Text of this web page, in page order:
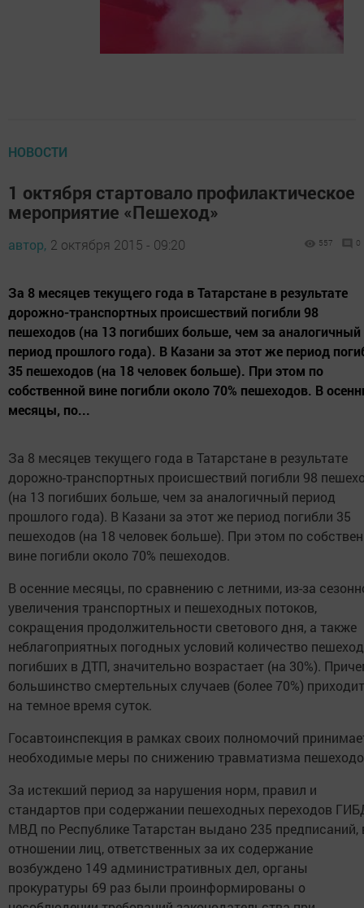
НОВОСТИ
1 октября стартовало профилактическое
мероприятие «Пешеход»
автор, 2 октября 2015 - 09:20 557 0
За 8 месяцев текущего года в Татарстане в результате
дорожно-транспортных происшествий погибли 98
пешеходов (на 13 погибших больше, чем за аналогичный
период прошлого года). В Казани за этот же период
35 пешеходов (на 18 человек больше). При этом по
собственной вине погибли около 70% пешеходов. В
месяцы, по...
За 8 месяцев текущего года в Татарстане в результате
дорожно-транспортных происшествий погибли 98
(на 13 погибших больше, чем за аналогичный период
прошлого года). В Казани за этот же период погибли 35
пешеходов (на 18 человек больше). При этом по
вине погибли около 70% пешеходов.
В осенние месяцы, по сравнению с летними, из-за
увеличения транспортных и пешеходных потоков,
сокращения продолжительности светового дня, а также
неблагоприятных погодных условий количество
погибших в ДТП, значительно возрастает (на 30%).
большинство смертельных случаев (более 70%)
на темное время суток.
Госавтоинспекция в рамках своих полномочий
необходимые меры по снижению травматизма
За истекший период за нарушения норм, правил и
стандартов при содержании пешеходных переходов
МВД по Республике Татарстан выдано 235 предписаний,
отношении лиц, ответственных за их содержание
возбуждено 149 административных дел, органы
прокуратуры 69 раз были проинформированы о